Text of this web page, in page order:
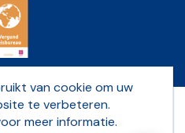
van cookie om uw
te verbeteren.
meer informatie.